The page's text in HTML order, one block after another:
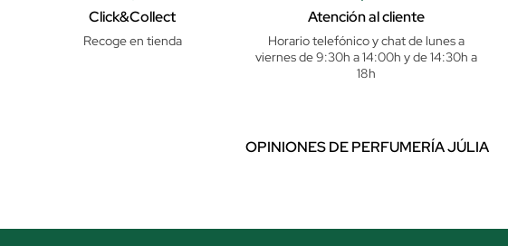
Click&Collect
Recoge en tienda
Atención al cliente
Horario telefónico y chat de lunes a
viernes de 9:30h a 14:00h y de 14:30h a
18h
OPINIONES DE PERFUMERÍA JÚLIA